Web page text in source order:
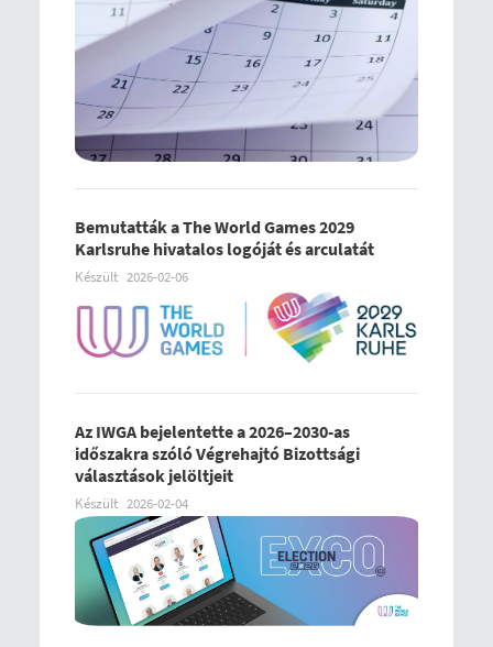
Bemutatták a The World Games 2029
Karlsruhe hivatalos logóját és arculatát
Készült 2026-02-06
Az IWGA bejelentette a 2026–2030-as
időszakra szóló Végrehajtó Bizottsági
választások jelöltjeit
Készült 2026-02-04